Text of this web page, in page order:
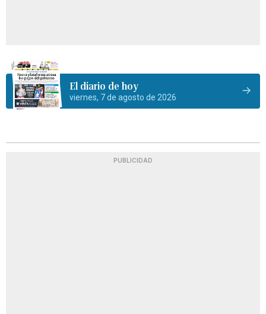
El diario de hoy
viernes, 7 de agosto de 2026
PUBLICIDAD